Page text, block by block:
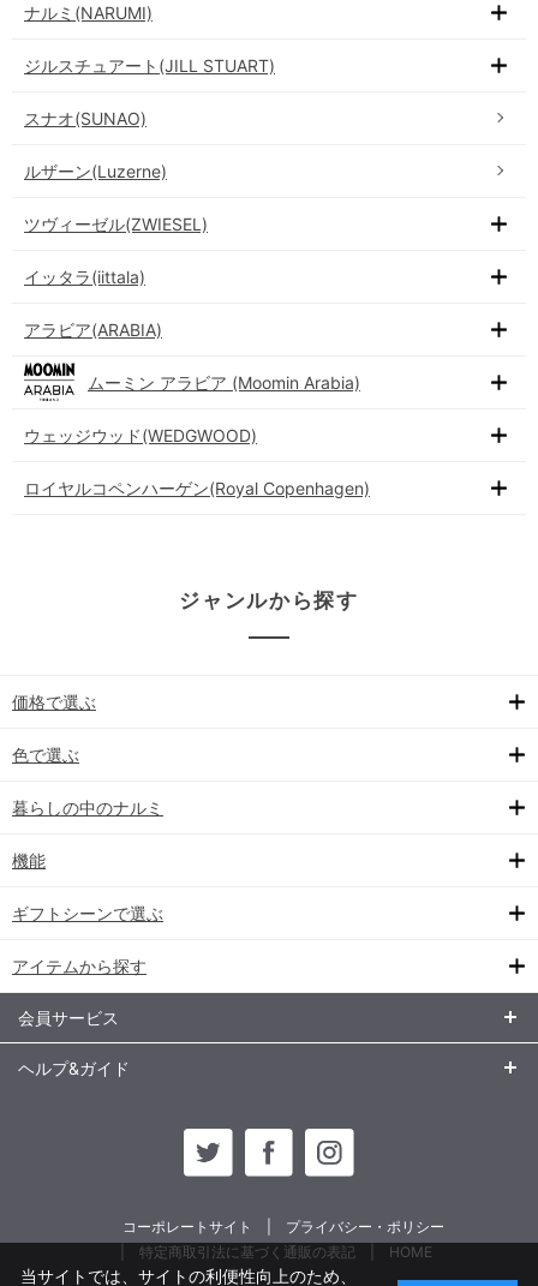
ナルミ(NARUMI)
ジルスチュアート(JILL STUART)
スナオ(SUNAO)
ルザーン(Luzerne)
ツヴィーゼル(ZWIESEL)
イッタラ(iittala)
アラビア(ARABIA)
ムーミン アラビア (Moomin Arabia)
ウェッジウッド(WEDGWOOD)
ロイヤルコペンハーゲン(Royal Copenhagen)
ジャンルから探す
価格で選ぶ
色で選ぶ
暮らしの中のナルミ
機能
ギフトシーンで選ぶ
アイテムから探す
会員サービス
ヘルプ&ガイド
コーポレートサイト
プライバシー・ポリシー
特定商取引法に基づく通販の表記
HOME
当サイトでは、サイトの利便性向上のため、